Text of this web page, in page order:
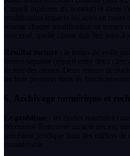
Conseil supérieur du notariat) et alerte
modification impacte les actes en cours
résume chaque modification en termes
concerné, quelle clause doit être mise à
Résultat mesuré :
le temps de veille
heures/semaine (réparti entre deux
lecture des alertes. Deux erreurs de
les trois premiers mois de
6. Archivage numérique et
Le problème :
les études notariales
décennies. Retrouver un acte ancien,
précédent juridique dans des milliers de
considérable.